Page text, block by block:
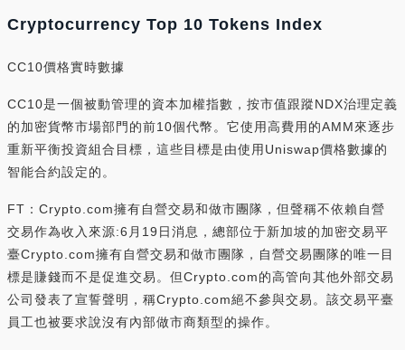
Cryptocurrency Top 10 Tokens Index
CC10價格實時數據
CC10是一個被動管理的資本加權指數，按市值跟蹤NDX治理定義
的加密貨幣市場部門的前10個代幣。它使用高費用的AMM來逐步
重新平衡投資組合目標，這些目標是由使用Uniswap價格數據的
智能合約設定的。
FT：Crypto.com擁有自營交易和做市團隊，但聲稱不依賴自營
交易作為收入來源:6月19日消息，總部位于新加坡的加密交易平
臺Crypto.com擁有自營交易和做市團隊，自營交易團隊的唯一目
標是賺錢而不是促進交易。但Crypto.com的高管向其他外部交易
公司發表了宣誓聲明，稱Crypto.com絕不參與交易。該交易平臺
員工也被要求說沒有內部做市商類型的操作。